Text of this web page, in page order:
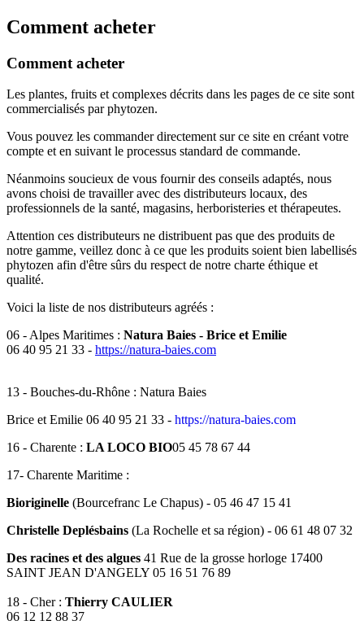
Comment acheter
Comment acheter
Les plantes, fruits et complexes décrits dans les pages de ce site sont
commercialisés par phytozen.
Vous pouvez les commander directement sur ce site en créant votre
compte et en suivant le processus standard de commande.
Néanmoins soucieux de vous fournir des conseils adaptés, nous
avons choisi de travailler avec des distributeurs locaux, des
professionnels de la santé, magasins, herboristeries et thérapeutes.
Attention ces distributeurs ne distribuent pas que des produits de
notre gamme, veillez donc à ce que les produits soient bien labellisés
phytozen afin d'être sûrs du respect de notre charte éthique et
qualité.
Voici la liste de nos distributeurs agréés :
06 - Alpes Maritimes : Natura Baies - Brice et Emilie
06 40 95 21 33 - https://natura-baies.com
13 - Bouches-du-Rhône : Natura Baies
Brice et Emilie 06 40 95 21 33 - https://natura-baies.com
16 - Charente : LA LOCO BIO05 45 78 67 44
17- Charente Maritime :
Bioriginelle (Bourcefranc Le Chapus) - 05 46 47 15 41
Christelle Deplésbains (La Rochelle et sa région) - 06 61 48 07 32
Des racines et des algues 41 Rue de la grosse horloge 17400
SAINT JEAN D'ANGELY 05 16 51 76 89
18 - Cher : Thierry CAULIER
06 12 12 88 37